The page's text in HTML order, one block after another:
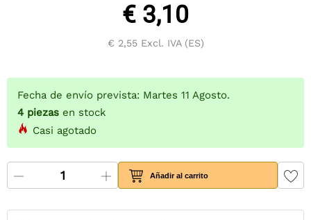
€ 3,10
€ 2,55Excl. IVA (ES)
Fecha de envío prevista: Martes 11 Agosto.
4 piezas en stock
Casi agotado
Añadir al carrito